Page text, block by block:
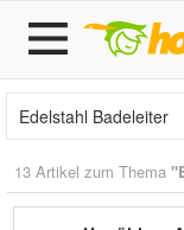
13 Artikel zum Thema